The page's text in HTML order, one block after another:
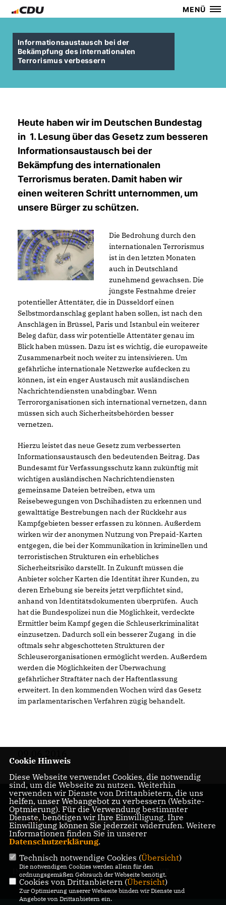
MENÜ
Informationsaustausch bei der
Bekämpfung des internationalen
Terrorismus verbessern
Heute haben wir im Deutschen Bundestag
in 1. Lesung über das Gesetz zum besseren
Informationsaustausch bei der
Bekämpfung des internationalen
Terrorismus beraten. Damit haben wir
einen weiteren Schritt unternommen, um
unsere Bürger zu schützen.
Die Bedrohung durch den
internationalen Terrorismus
ist in den letzten Monaten
auch in Deutschland
zunehmend gewachsen. Die
jüngste Festnahme dreier
potentieller Attentäter, die in Düsseldorf einen
Selbstmordanschlag geplant haben sollen, ist nach den
Anschlägen in Brüssel, Paris und Istanbul ein weiterer
Beleg dafür, dass wir potentielle Attentäter genau im
Blick haben müssen. Dazu ist es wichtig, die europaweite
Zusammenarbeit noch weiter zu intensivieren. Um
gefährliche internationale Netzwerke aufdecken zu
können, ist ein enger Austausch mit ausländischen
Nachrichtendiensten unabdingbar. Wenn
Terrororganisationen sich international vernetzen, dann
müssen sich auch Sicherheitsbehörden besser
vernetzen.
Hierzu leistet das neue Gesetz zum verbesserten
Informationsaustausch den bedeutenden Beitrag. Das
Bundesamt für Verfassungsschutz kann zukünftig mit
wichtigen ausländischen Nachrichtendiensten
gemeinsame Dateien betreiben, etwa um
Reisebewegungen von Dschihadisten zu erkennen und
gewalttätige Bestrebungen nach der Rückkehr aus
Kampfgebieten besser erfassen zu können. Außerdem
wirken wir der anonymen Nutzung von Prepaid-Karten
entgegen, die bei der Kommunikation in kriminellen und
terroristischen Strukturen ein erhebliches
Sicherheitsrisiko darstellt. In Zukunft müssen die
Anbieter solcher Karten die Identität ihrer Kunden, zu
deren Erhebung sie bereits jetzt verpflichtet sind,
anhand von Identitätsdokumenten überprüfen. Auch
hat die Bundespolizei nun die Möglichkeit, verdeckte
Ermittler beim Kampf gegen die Schleuserkriminalität
einzusetzen. Dadurch soll ein besserer Zugang in die
oftmals sehr abgeschotteten Strukturen der
Schleuserorganisationen ermöglicht werden. Außerdem
werden die Möglichkeiten der Überwachung
gefährlicher Straftäter nach der Haftentlassung
erweitert. In den kommenden Wochen wird das Gesetz
im parlamentarischen Verfahren zügig behandelt.
Mitglied der
Bremischen
Bürgerschaft
IMPRESSUM DATENSCHUTZ KONTAKT
Cookie Hinweis
Diese Webseite verwendet Cookies, die notwendig
sind, um die Webseite zu nutzen. Weiterhin
verwenden wir Dienste von Drittanbietern, die uns
helfen, unser Webangebot zu verbessern (Website-
Optmierung). Für die Verwendung bestimmter
Dienste, benötigen wir Ihre Einwilligung. Ihre
Einwilligung können Sie jederzeit widerrufen. Weitere
Informationen finden Sie in unserer
Datenschutzerklärung.
Technisch notwendige Cookies (Übersicht)
Die notwendigen Cookies werden allein für den
ordnungsgemäßen Gebrauch der Webseite benötigt.
Cookies von Drittanbietern (Übersicht)
Zur Optimierung unserer Webseite binden wir Dienste und
Angebote von Drittanbietern ein.